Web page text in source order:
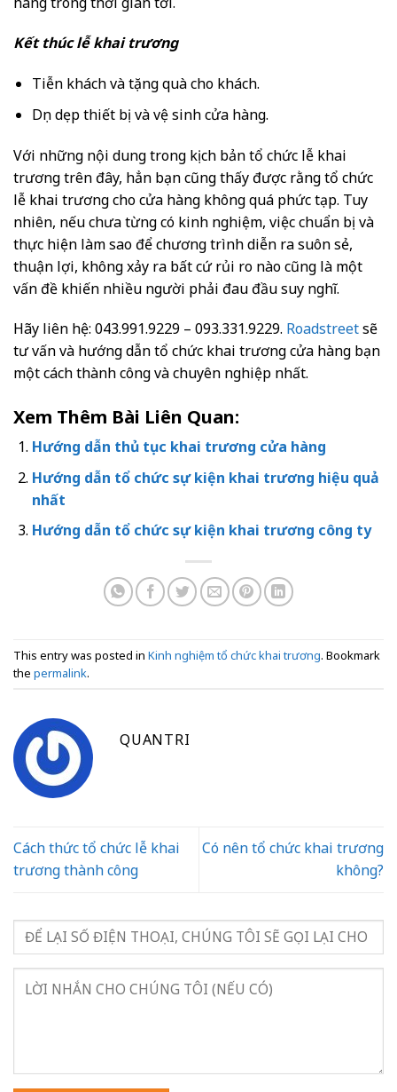
Kết thúc lễ khai trương
Tiễn khách và tặng quà cho khách.
Dọn dẹp thiết bị và vệ sinh cửa hàng.
Với những nội dung trong kịch bản tổ chức lễ khai
trương trên đây, hẳn bạn cũng thấy được rằng tổ chức
lễ khai trương cho cửa hàng không quá phức tạp. Tuy
nhiên, nếu chưa từng có kinh nghiệm, việc chuẩn bị và
thực hiện làm sao để chương trình diễn ra suôn sẻ,
thuận lợi, không xảy ra bất cứ rủi ro nào cũng là một
vấn đề khiến nhiều người phải đau đầu suy nghĩ.
Hãy liên hệ: 043.991.9229 – 093.331.9229. Roadstreetsẽ
tư vấn và hướng dẫn tổ chức khai trương cửa hàng bạn
một cách thành công và chuyên nghiệp nhất.
Xem Thêm Bài Liên Quan:
Hướng dẫn thủ tục khai trương cửa hàng
Hướng dẫn tổ chức sự kiện khai trương hiệu quả
nhất
Hướng dẫn tổ chức sự kiện khai trương công ty
This entry was posted in Kinh nghiệm tổ chức khai trương. Bookmark
the permalink.
QUANTRI
Cách thức tổ chức lễ khai
trương thành công
Có nên tổ chức khai trương
không?